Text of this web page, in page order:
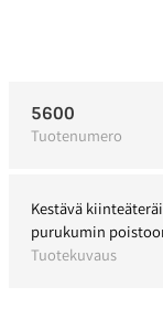
5600
Tuotenumero
Kestävä
purukumin
Tuotekuvaus